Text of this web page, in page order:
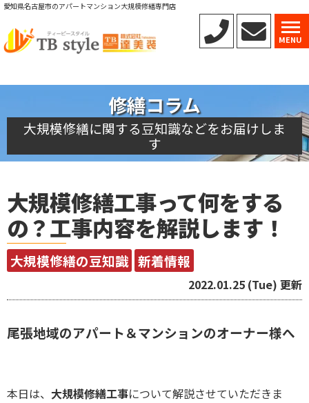
MENU
愛知県名古屋市のアパートマンション大規模修繕専門店
修繕コラム
大規模修繕に関する豆知識などをお届けしま
す
大規模修繕工事って何をする
の？工事内容を解説します！
大規模修繕の豆知識 新着情報
2022.01.25 (Tue) 更新
尾張地域のアパート＆マンションのオーナー様へ
本日は、 大規模修繕工事について解説させていただきま